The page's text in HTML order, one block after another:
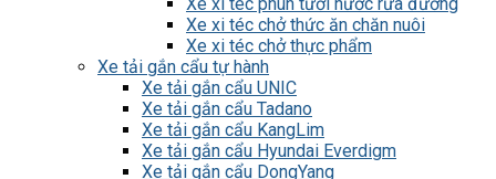
Xe xi téc chở thức ăn chăn nuôi
Xe xi téc chở thực phẩm
Xe tải gắn cẩu tự hành
Xe tải gắn cẩu UNIC
Xe tải gắn cẩu Tadano
Xe tải gắn cẩu KangLim
Xe tải gắn cẩu Hyundai Everdigm
Xe tải gắn cẩu DongYang